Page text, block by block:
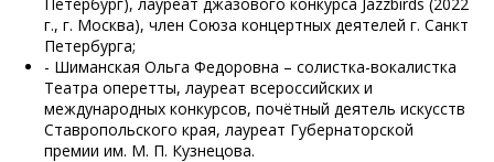
г., г. Москва), член Союза концертных деятелей г. Санкт
Петербурга;
- Шиманская Ольга Федоровна – солистка-вокалистка
Театра оперетты, лауреат всероссийских и
международных конкурсов, почётный деятель искусств
Ставропольского края, лауреат Губернаторской
премии им. М. П. Кузнецова.